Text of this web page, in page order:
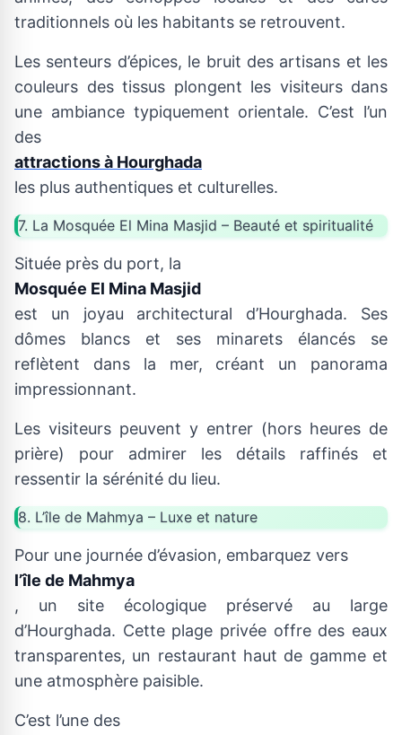
traditionnels où les habitants se retrouvent.
Les senteurs d’épices, le bruit des artisans et les
couleurs des tissus plongent les visiteurs dans
une ambiance typiquement orientale. C’est l’un
des
attractions à Hourghada
les plus authentiques et culturelles.
7. La Mosquée El Mina Masjid – Beauté et spiritualité
Située près du port, la
Mosquée El Mina Masjid
est un joyau architectural d’Hourghada. Ses
dômes blancs et ses minarets élancés se
reflètent dans la mer, créant un panorama
impressionnant.
Les visiteurs peuvent y entrer (hors heures de
prière) pour admirer les détails raffinés et
ressentir la sérénité du lieu.
8. L’île de Mahmya – Luxe et nature
Pour une journée d’évasion, embarquez vers
l’île de Mahmya
, un site écologique préservé au large
d’Hourghada. Cette plage privée offre des eaux
transparentes, un restaurant haut de gamme et
une atmosphère paisible.
C’est l’une des